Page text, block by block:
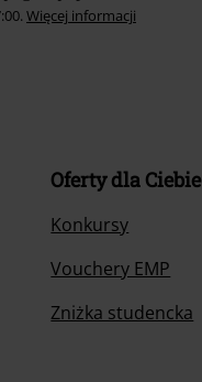
Więcej informacji
Oferty dla Ciebie
Konkursy
Vouchery EMP
Zniżka studencka